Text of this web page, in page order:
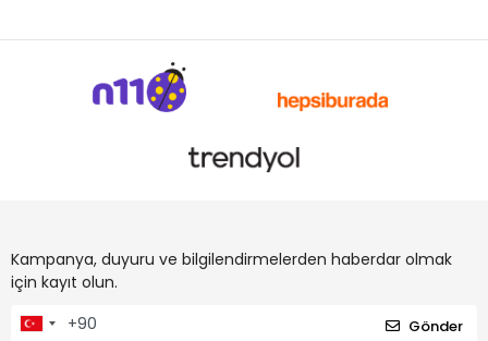
Kampanya, duyuru ve bilgilendirmelerden haberdar olmak
için kayıt olun.
Gönder